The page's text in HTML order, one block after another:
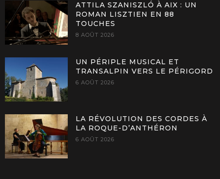
ATTILA SZANISZLÓ À AIX : UN
ROMAN LISZTIEN EN 88
TOUCHES
8 AOÛT 2026
UN PÉRIPLE MUSICAL ET
TRANSALPIN VERS LE PÉRIGORD
6 AOÛT 2026
LA RÉVOLUTION DES CORDES À
LA ROQUE-D’ANTHÉRON
6 AOÛT 2026